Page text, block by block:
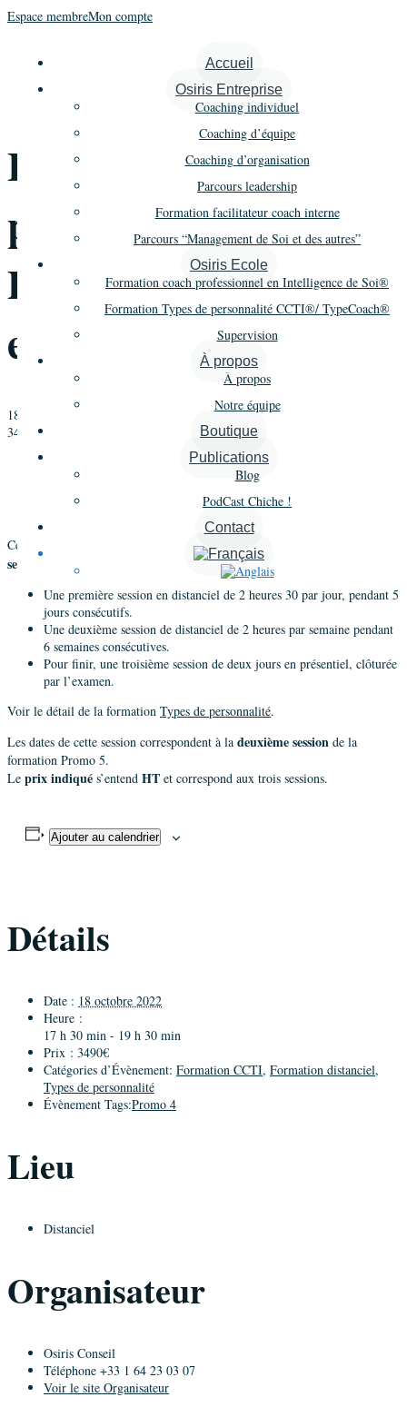
Espace membreMon compte
Accueil
Osiris Entreprise
Coaching individuel
Coaching d’équipe
Coaching d’organisation
Parcours leadership
Formation facilitateur coach interne
Parcours “Management de Soi et des autres”
Osiris Ecole
Formation coach professionnel en Intelligence de Soi®
Formation Types de personnalité CCTI®/ TypeCoach®
Supervision
À propos
À propos
Notre équipe
Boutique
Publications
Blog
PodCast Chiche !
Contact
« Tous les Évènements
Formation Types de
personnalité CCTI® –
Promo 4 – Session 2
en Distanciel
18 octobre 2022 @ 17 h 30 min
19 h 30 min
3490€
Formation Types de personnalité CCTI® – Promo 3 – Session 2 en
Distanciel
Formation Types de personnalité CCTI® – Promo 3 – Session 2 en
Cette formation
Types de personnalité en distanciel
sessions
Une première session en distanciel de 2 heures 30 par jour, pendant 5
jours consécutifs.
Une deuxième session de distanciel de 2 heures par semaine pendant
6 semaines consécutives.
Pour finir, une troisième session de deux jours en présentiel, clôturée
par l’examen.
Voir le détail de la formation Types de personnalité.
Les dates de cette session correspondent à la deuxième session de la
formation Promo 5.
Le prix indiqué s’entend HT et correspond aux trois sessions.
Ajouter au calendrier
Détails
Date : 18 octobre 2022
Heure :
17 h 30 min - 19 h 30 min
Prix : 3490€
Catégories d’Évènement: Formation CCTI, Formation distanciel,
Types de personnalité
Évènement Tags:Promo 4
Lieu
Distanciel
Organisateur
Osiris Conseil
Téléphone +33 1 64 23 03 07
Voir le site Organisateur